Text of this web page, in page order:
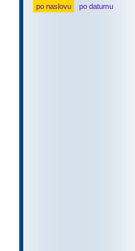
po naslovu
po datumu